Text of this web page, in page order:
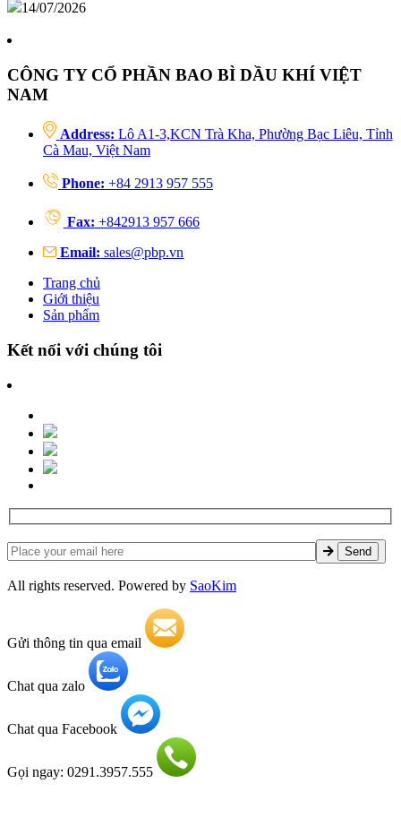
14/07/2026
CÔNG TY CỔ PHẦN BAO BÌ DẦU KHÍ VIỆT
NAM
Address: Lô A1-3,KCN Trà Kha, Phường Bạc Liêu, Tỉnh
Cà Mau, Việt Nam
Phone: +84 2913 957 555
Fax: +842913 957 666
Email: sales@pbp.vn
Trang chủ
Giới thiệu
Sản phẩm
Kết nối với chúng tôi
All rights reserved. Powered by SaoKim
Gửi thông tin qua email
Chat qua zalo
Chat qua Facebook
Gọi ngay: 0291.3957.555